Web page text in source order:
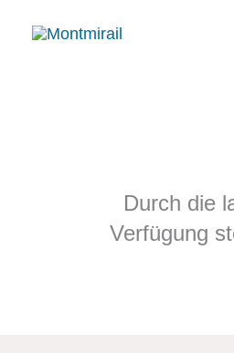
Inhalt
Durch die
Verfügung